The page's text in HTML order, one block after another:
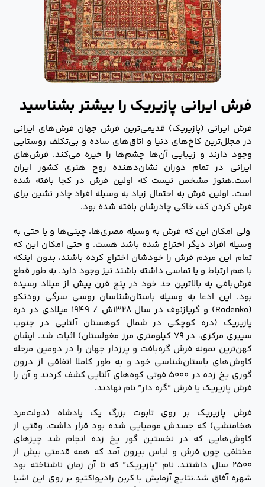
فرش ایرانی پازیریک را بیشتر بشناسید
فرش ایرانی (پازیریک) قدیمی‌ترین فرش جهان فرش‌های ایرانی
در مجلل‌ترین کاخ‌های دنیا و اتاق‌های ساده و بی‌تکلف روستایی
وجود دارند و زیبایی آن‌ها چشم‌ها را خیره می‌کند. فرش‌های
ایرانی در تمام دوران نشان‌دهنده روح هنری کشور ایران
است.هنوز مشخص نیست که اولین فرش در کجا بافته شده
است. اولین فرش به احتمال زیاد به‌ وسیله افراد چادر نشین برای
فرش کردن کف خاکی چادرشان بافته شده بود.
ولی امکان این ‌که فرش به‌ وسیله مصری‌ها، چینی‌ها و یا حتی به‌
وسیله افراد دیگر اختراع شده باشد هست. و حتی امکان این‌ که
تمام این مردم فرش را خودشان اختراع کرده باشند، بدون اینکه
با هم ارتباط و یا تماسی داشته باشند نیز وجود دارد. به طور قطع
فرش‌بافی به بالاترین حد خود در پنج قرن پیش از میلاد رسیده
بود. این ادعا به‌ وسیله باستان‌شناسان روسی سرگی رودنکو
(Rodenko) و گریازنوف در سال ۱۳۲۸ش / ۱۹۴۹ میلادی در دره
پازیریک (دره کوچکی در شمال کوهستان آلتایی در جنوب
سیبری مرکزی، در ۷۹ کیلومتری مرز مغولستان) اثبات شد. ایشان
کهن‌ترین نمونه فرش گره‌بافت و پرزدار جهان را در دومین مرحله
کاوش‌های باستان‌شناسی خود و به طور کاملا اتفاقی از درون
گوری یخ زده در ۵۰۰۰ فوتی کوه‌های آلتایی کشف کردند و آن‌ را
فرش پازیریک یا فرش “گره دار” نام نهادند.
فرش پازیریک بر روی تابوت بزرگ یک پادشاه (دولت‌مرد
هخامنشی) که جسدش مومیایی شده بود قرار داشت. وقتی از
کاوش‌هایی که در نخستین گور یخ زده انجام شد چیزهای
مختلفی چون فرش و لباس بیرون آمد که همه قدمتی بیش از
۲۵۰۰ سال داشتند، نام “پازیریک” که تا آن زمان ناشناخته بود
شهره آفاق شد.نتایج آزمایش با کربن رادیواکتیو بر روی این اشیا